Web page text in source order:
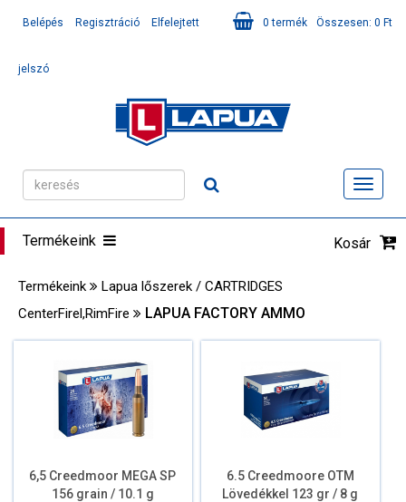
Összesen: 0 Ft
0 termék
Belépés Regisztráció Elfelejtett
jelszó
Termékeink Kosár
Termékeink
Lapua lőszerek / CARTRIDGES
CenterFirel,RimFire
LAPUA FACTORY AMMO
6,5 Creedmoor MEGA SP
156 grain / 10.1 g
6.5 Creedmoore OTM
Lövedékkel 123 gr / 8 g